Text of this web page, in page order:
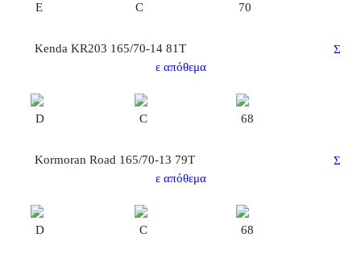
E C 70
Kenda KR203 165/70-14 81T
Σ
ε απόθεμα
D C 68
Kormoran Road 165/70-13 79Τ
Σ
ε απόθεμα
D C 68